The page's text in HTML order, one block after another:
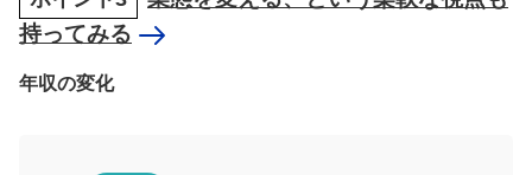
持ってみる
年収の変化